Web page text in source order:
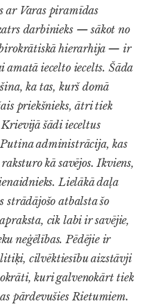
ar Varas piramīdas
darbinieks — sākot no
birokrātiskā hierarhija — ir
amatā iecelto iecelts. Šāda
ka tas, kurš domā
priekšnieks, ātri tiek
šādi ieceltus
administrācija, kas
kā savējos. Ikviens,
Lielākā daļa
strādājošo atbalsta šo
cik labi ir savējie,
neģēlības. Pēdējie ir
cilvēktiesību aizstāvji
kuri galvenokārt tiek
pārdevušies Rietumiem.